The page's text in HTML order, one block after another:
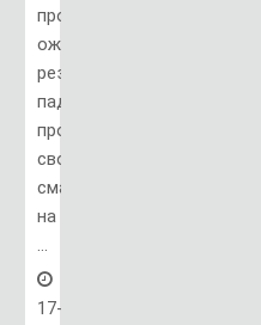
производитель
ожидает
резкое
падения
продаж
своих
смартфонов
на
...
17-